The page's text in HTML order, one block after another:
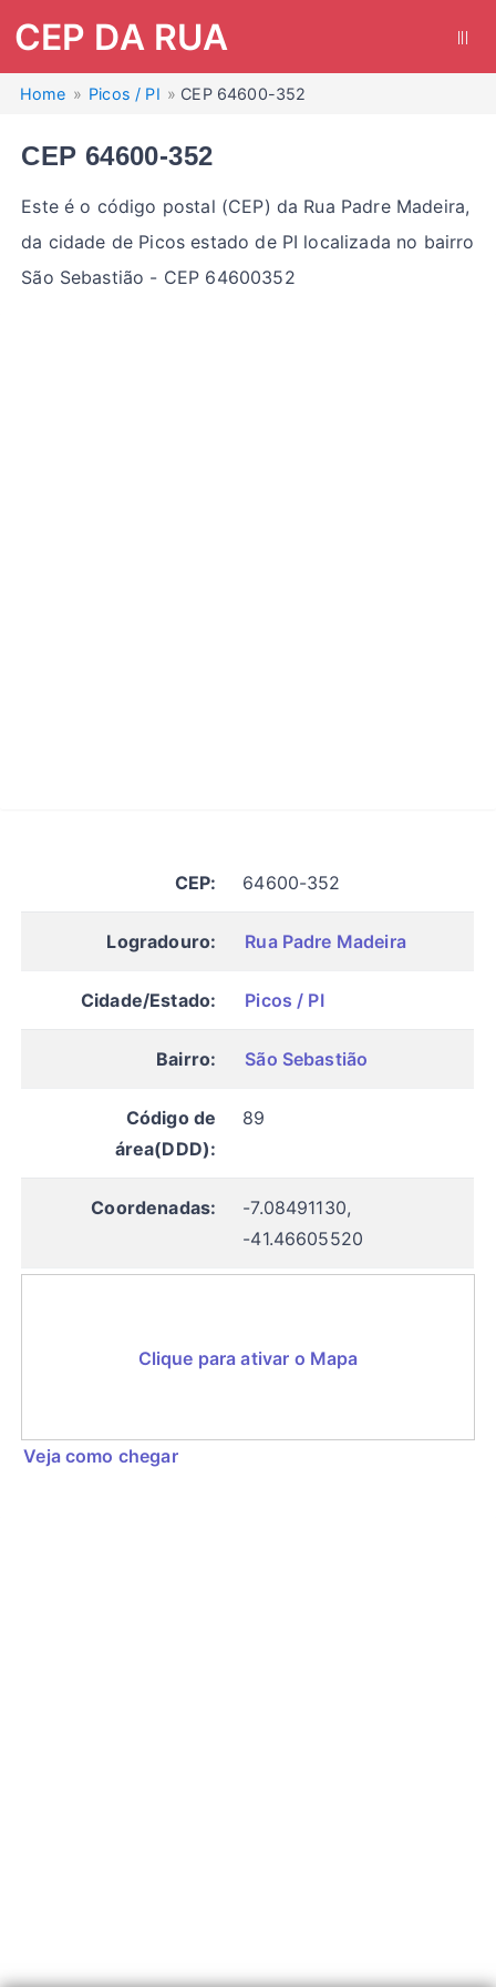
CEP DA RUA
Home Picos / PI CEP 64600-352
CEP 64600-352
Este é o código postal (CEP) da Rua Padre Madeira,
da cidade de Picos estado de PI localizada no bairro
São Sebastião - CEP 64600352
CEP: 64600-352
Logradouro: Rua Padre Madeira
Cidade/Estado: Picos / PI
Bairro: São Sebastião
Código de
área(DDD):
89
Coordenadas:
-7.08491130,
-41.46605520
Clique para ativar o Mapa
Veja como chegar